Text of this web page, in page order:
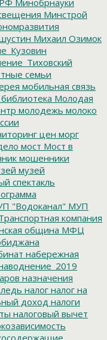
Минстрой
Михаил Озимок
семьи
мобильная связь
Молодая
молодежь молоко
цен морг
мост Мост в
мошенники
музей
спектакль
"Водоканал" МУП
компания
община МФЦ
набережная
назначения
налог налог на
доход налоги
налоговый вычет